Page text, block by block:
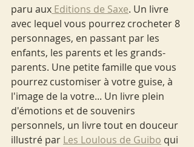
paru aux Editions de Saxe. Un livre
avec lequel vous pourrez crocheter 8
personnages, en passant par les
enfants, les parents et les grands-
parents. Une petite famille que vous
pourrez customiser à votre guise, à
l'image de la votre... Un livre plein
d'émotions et de souvenirs
personnels, un livre tout en douceur
illustré par Les Loulous de Guibo qui